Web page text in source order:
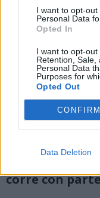
I want to opt-
Personal Data
Opted In
I want to opt-out
Retention, Sale,
Personal Data
Purposes for
Opted Out
CONFIRM
Data Deletion
PODISMO
corre con